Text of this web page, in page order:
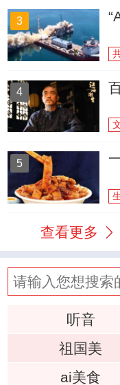
3
4
5
查看更多
听音
祖国美
ai美食